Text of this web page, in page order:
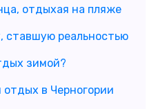
отдыхая на пляже
ставшую реальностью
зимой?
в Черногории